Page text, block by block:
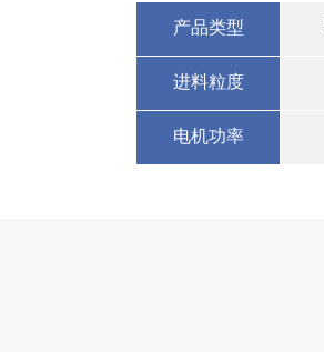
产品类型
进料粒度
电机功率